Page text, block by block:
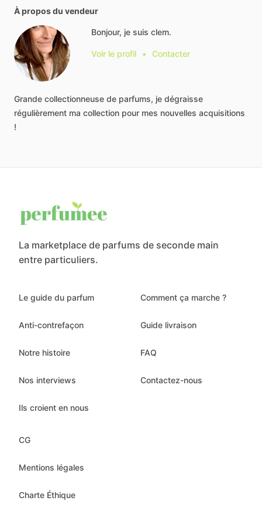
À propos du vendeur
Bonjour, je suis clem.
Voir le profil • Contacter
Grande collectionneuse de parfums, je dégraisse
régulièrement ma collection pour mes nouvelles acquisitions
!
La marketplace de parfums de seconde main
entre particuliers.
Le guide du parfum
Anti-contrefaçon
Notre histoire
Nos interviews
Ils croient en nous
Comment ça marche ?
Guide livraison
FAQ
Contactez-nous
CG
Mentions légales
Charte Éthique